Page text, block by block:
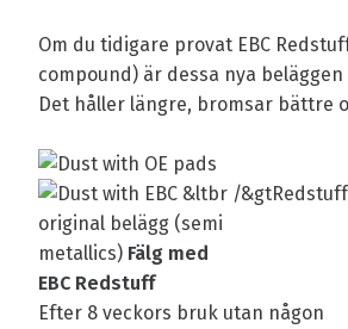
Om du tidigare provat EBC
compound) är dessa nya
Det håller längre, bromsar bättre
original belägg (semi
metallics) Fälg med
EBC Redstuff
Efter 8 veckors bruk utan någon